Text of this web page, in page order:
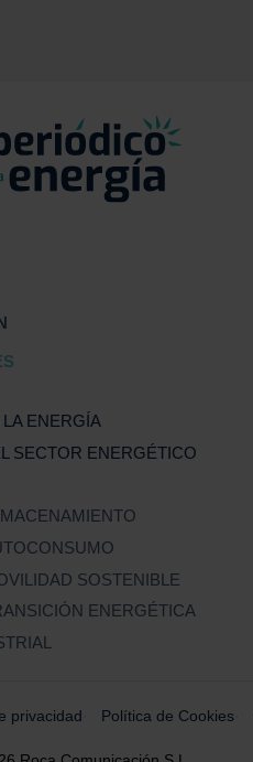
ENERGÍA
SECTOR ENERGÉTICO
SOSTENIBLE
ENERGÉTICA
privacidad Política de Cookies